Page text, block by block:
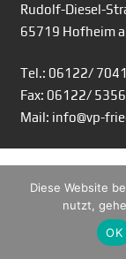
Rudolf-Diesel-
65719 Hofheim
Tel.: 06122/
Fax: 06122/
Mail: info@vp-
Diese Website
nutzt,
OK